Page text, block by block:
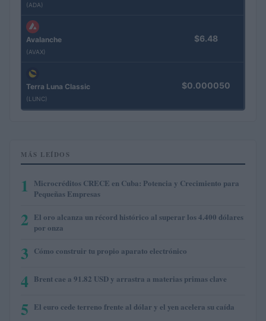
(ADA)
Avalanche
(AVAX)
$6.48
Terra Luna Classic
(LUNC)
$0.000050
MÁS LEÍDOS
1
Microcréditos CRECE en Cuba: Potencia y Crecimiento para
Pequeñas Empresas
2 El oro alcanza un récord histórico al superar los 4.400 dólares
por onza
3 Cómo construir tu propio aparato electrónico
4 Brent cae a 91.82 USD y arrastra a materias primas clave
5 El euro cede terreno frente al dólar y el yen acelera su caída